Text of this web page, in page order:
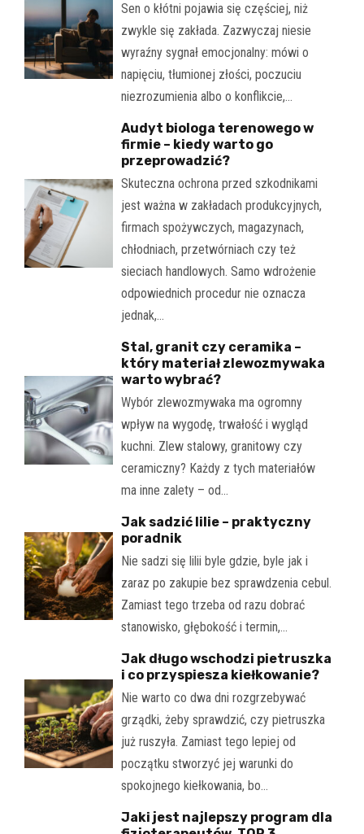
Sen o kłótni pojawia się częściej, niż
zwykle się zakłada. Zazwyczaj niesie
wyraźny sygnał emocjonalny: mówi o
napięciu, tłumionej złości, poczuciu
niezrozumienia albo o konflikcie,…
Audyt biologa terenowego w
firmie – kiedy warto go
przeprowadzić?
Skuteczna ochrona przed szkodnikami
jest ważna w zakładach produkcyjnych,
firmach spożywczych, magazynach,
chłodniach, przetwórniach czy też
sieciach handlowych. Samo wdrożenie
odpowiednich procedur nie oznacza
jednak,…
Stal, granit czy ceramika –
który materiał zlewozmywaka
warto wybrać?
Wybór zlewozmywaka ma ogromny
wpływ na wygodę, trwałość i wygląd
kuchni. Zlew stalowy, granitowy czy
ceramiczny? Każdy z tych materiałów
ma inne zalety – od…
Jak sadzić lilie – praktyczny
poradnik
Nie sadzi się lilii byle gdzie, byle jak i
zaraz po zakupie bez sprawdzenia cebul.
Zamiast tego trzeba od razu dobrać
stanowisko, głębokość i termin,…
Jak długo wschodzi pietruszka
i co przyspiesza kiełkowanie?
Nie warto co dwa dni rozgrzebywać
grządki, żeby sprawdzić, czy pietruszka
już ruszyła. Zamiast tego lepiej od
początku stworzyć jej warunki do
spokojnego kiełkowania, bo…
Jaki jest najlepszy program dla